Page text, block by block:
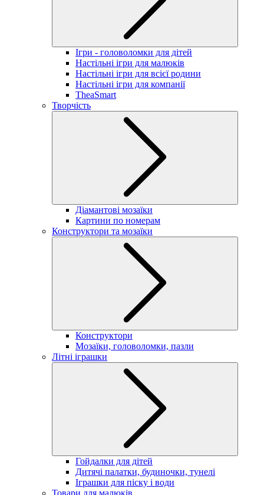
Ігри - головоломки для дітей
Настільні ігри для малюків
Настільні ігри для всієї родини
Настільні ігри для компанії
TheaSmart
Творчість
Діамантові мозаїки
Картини по номерам
Конструктори та мозаїки
Конструктори
Мозаїки, головоломки, пазли
Літні іграшки
Гойдалки для дітей
Дитячі палатки, будиночки, тунелі
Іграшки для піску і води
Товари для малюків